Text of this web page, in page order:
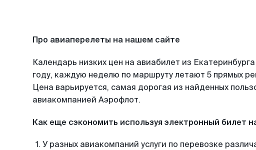
Про авиаперелеты на нашем сайте
Календарь низких цен на авиабилет из
году, каждую неделю по маршруту летают 5 прямых
Цена варьируется, самая дорогая из найденных
авиакомпанией Аэрофлот.
Как еще сэкономить используя электронный билет
У разных авиакомпаний услуги по перевозке